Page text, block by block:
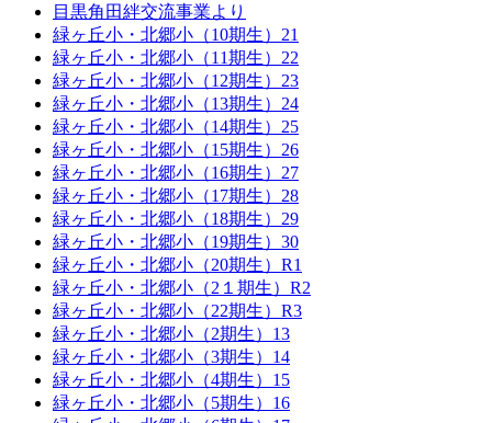
目黒角田絆交流事業より
緑ヶ丘小・北郷小（10期生）21
緑ヶ丘小・北郷小（11期生）22
緑ヶ丘小・北郷小（12期生）23
緑ヶ丘小・北郷小（13期生）24
緑ヶ丘小・北郷小（14期生）25
緑ヶ丘小・北郷小（15期生）26
緑ヶ丘小・北郷小（16期生）27
緑ヶ丘小・北郷小（17期生）28
緑ヶ丘小・北郷小（18期生）29
緑ヶ丘小・北郷小（19期生）30
緑ヶ丘小・北郷小（20期生）R1
緑ヶ丘小・北郷小（2１期生）R2
緑ヶ丘小・北郷小（22期生）R3
緑ヶ丘小・北郷小（2期生）13
緑ヶ丘小・北郷小（3期生）14
緑ヶ丘小・北郷小（4期生）15
緑ヶ丘小・北郷小（5期生）16